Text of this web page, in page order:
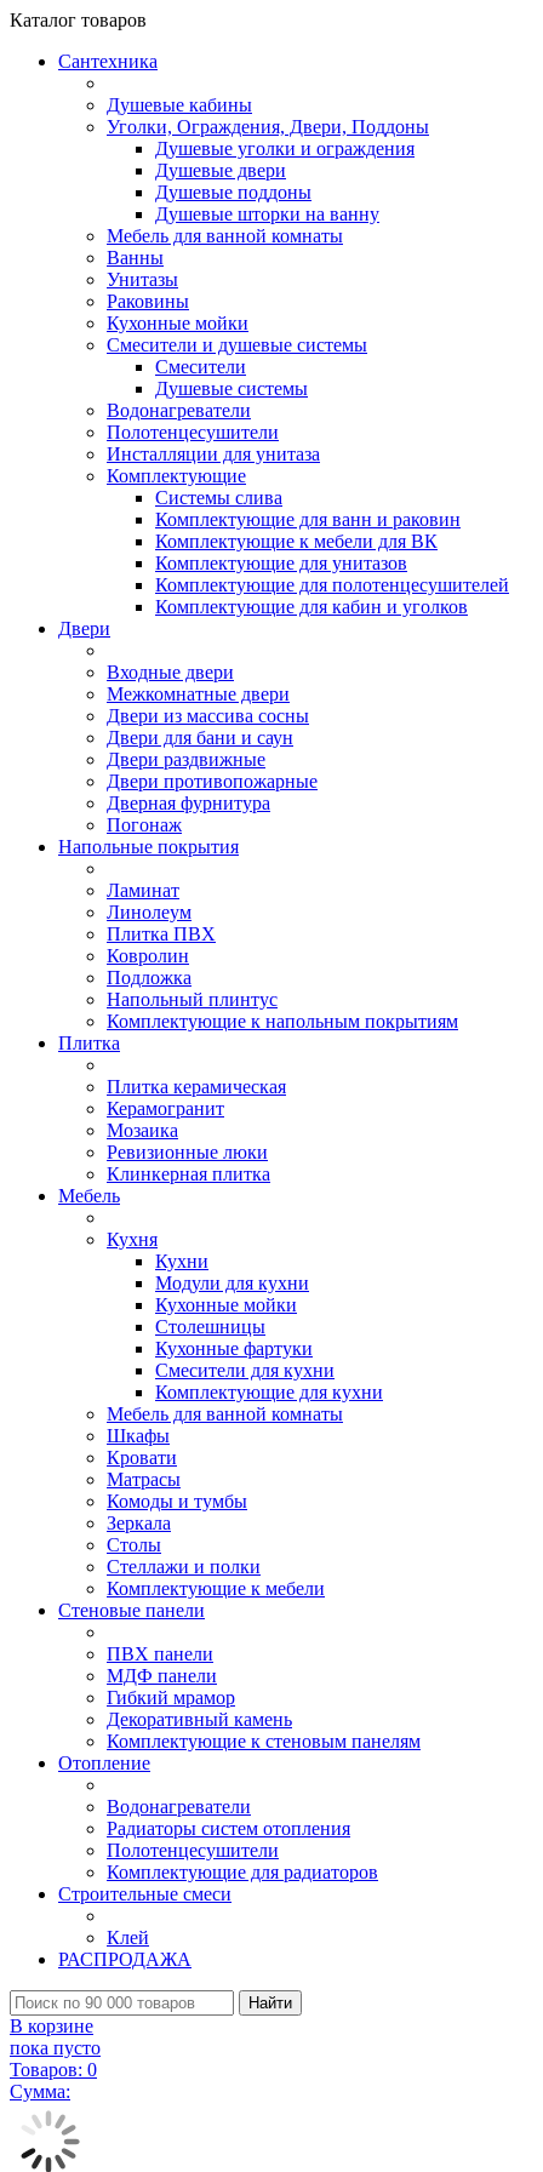
Каталог товаров
Сантехника
Душевые кабины
Уголки, Ограждения, Двери, Поддоны
Душевые уголки и ограждения
Душевые двери
Душевые поддоны
Душевые шторки на ванну
Мебель для ванной комнаты
Ванны
Унитазы
Раковины
Кухонные мойки
Смесители и душевые системы
Смесители
Душевые системы
Водонагреватели
Полотенцесушители
Инсталляции для унитаза
Комплектующие
Системы слива
Комплектующие для ванн и раковин
Комплектующие к мебели для ВК
Комплектующие для унитазов
Комплектующие для полотенцесушителей
Комплектующие для кабин и уголков
Двери
Входные двери
Межкомнатные двери
Двери из массива сосны
Двери для бани и саун
Двери раздвижные
Двери противопожарные
Дверная фурнитура
Погонаж
Напольные покрытия
Ламинат
Линолеум
Плитка ПВХ
Ковролин
Подложка
Напольный плинтус
Комплектующие к напольным покрытиям
Плитка
Плитка керамическая
Керамогранит
Мозаика
Ревизионные люки
Клинкерная плитка
Мебель
Кухня
Кухни
Модули для кухни
Кухонные мойки
Столешницы
Кухонные фартуки
Смесители для кухни
Комплектующие для кухни
Мебель для ванной комнаты
Шкафы
Кровати
Матрасы
Комоды и тумбы
Зеркала
Столы
Стеллажи и полки
Комплектующие к мебели
Стеновые панели
ПВХ панели
МДФ панели
Гибкий мрамор
Декоративный камень
Комплектующие к стеновым панелям
Отопление
Водонагреватели
Радиаторы систем отопления
Полотенцесушители
Комплектующие для радиаторов
Строительные смеси
Клей
РАСПРОДАЖА
Найти
В корзине
пока пусто
Товаров: 0
Сумма: